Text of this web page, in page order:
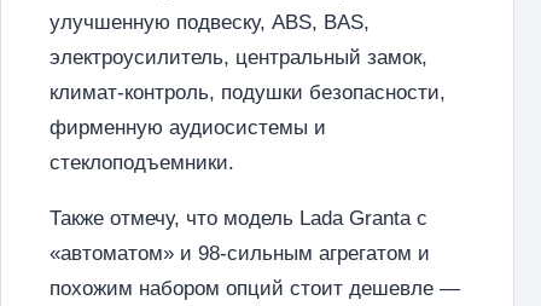
улучшенную подвеску, ABS, BAS,
электроусилитель, центральный замок,
климат-контроль, подушки безопасности,
фирменную аудиосистемы и
стеклоподъемники.
Также отмечу, что модель Lada Granta с
«автоматом» и 98-сильным агрегатом и
похожим набором опций стоит дешевле —